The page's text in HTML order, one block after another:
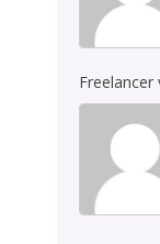
Freelancer